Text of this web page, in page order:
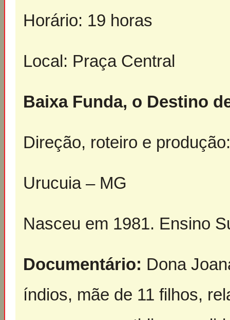
Horário: 19 horas
Local: Praça Central
Baixa Funda, o Destino
Direção, roteiro e
Urucuia – MG
Nasceu em 1981. Ensino
Documentário: Dona
índios, mãe de 11 filhos,